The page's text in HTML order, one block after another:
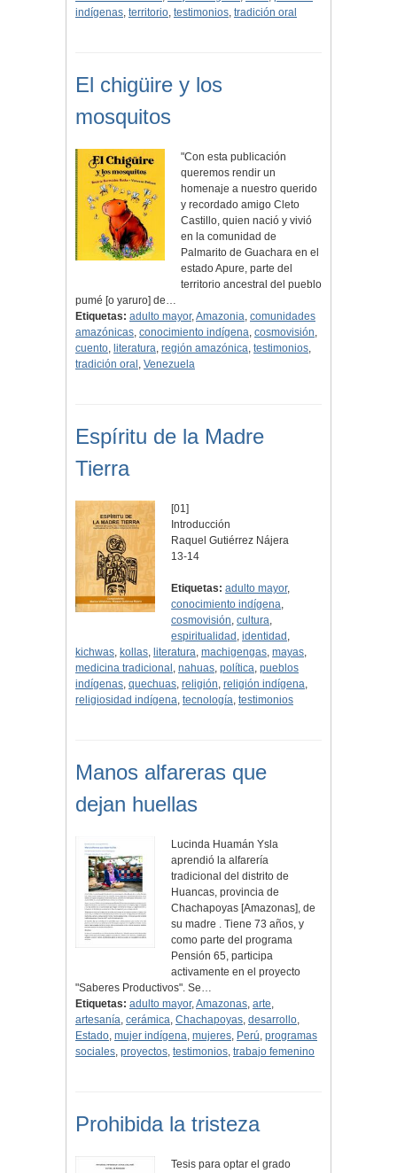
indígenas, territorio, testimonios, tradición oral
El chigüire y los
mosquitos
"Con esta publicación
queremos rendir un
homenaje a nuestro querido
y recordado amigo Cleto
Castillo, quien nació y vivió
en la comunidad de
Palmarito de Guachara en el
estado Apure, parte del
territorio ancestral del pueblo
pumé [o yaruro] de…
Etiquetas: adulto mayor,Amazonia, comunidades
amazónicas, conocimiento indígena, cosmovisión,
cuento, literatura, región amazónica, testimonios,
tradición oral , Venezuela
Espíritu de la Madre
Tierra
[01]
Introducción
Raquel Gutiérrez Nájera
13-14
Etiquetas: adulto mayor,
conocimiento indígena,
cosmovisión,cultura,
espiritualidad ,identidad ,
kichwas, kollas, literatura, machigengas, mayas,
medicina tradicional , nahuas, política, pueblos
indígenas, quechuas, religión, religión indígena,
religiosidad indígena, tecnología, testimonios
Manos alfareras que
dejan huellas
Lucinda Huamán Ysla
aprendió la alfarería
tradicional del distrito de
Huancas, provincia de
Chachapoyas [Amazonas], de
su madre . Tiene 73 años, y
como parte del programa
Pensión 65, participa
activamente en el proyecto
"Saberes Productivos". Se…
Etiquetas: adulto mayor,Amazonas, arte,
artesanía, cerámica, Chachapoyas, desarrollo,
Estado, mujer indígena, mujeres, Perú, programas
sociales, proyectos, testimonios, trabajo femenino
Prohibida la tristeza
Tesis para optar el grado